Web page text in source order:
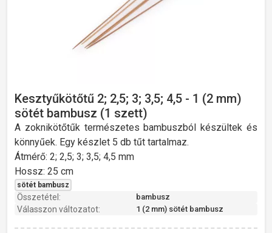
Kesztyűkötőtű 2; 2,5; 3; 3,5; 4,5 - 1 (2 mm)
sötét bambusz (1 szett)
A zoknikötőtűk természetes bambuszból készültek és
könnyűek. Egy készlet 5 db tűt tartalmaz.
Átmérő: 2; 2,5; 3; 3,5; 4,5 mm
Hossz: 25 cm
sötét bambusz
Összetétel: bambusz
Válasszon változatot: 1 (2 mm) sötét bambusz